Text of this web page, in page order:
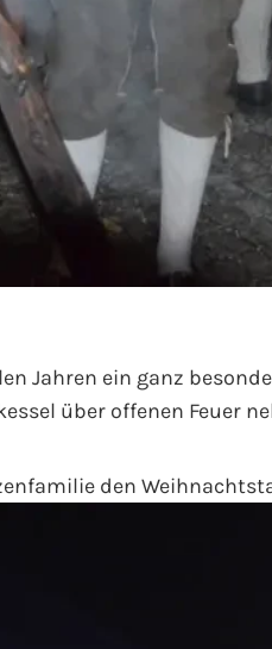
Jahren ein ganz
über offenen Feuer
den